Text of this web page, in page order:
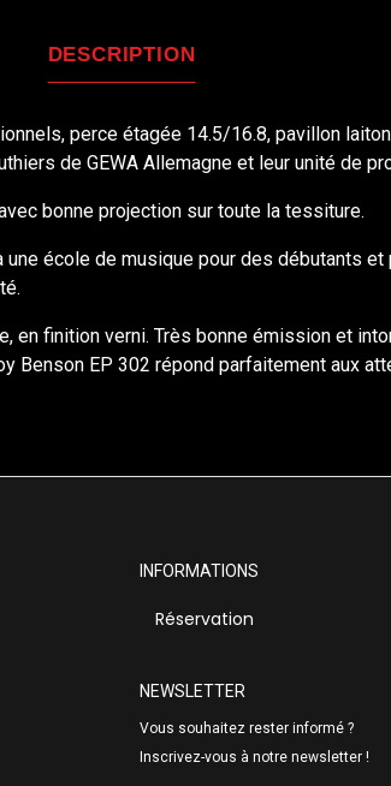
DESCRIPTION
perce étagée 14.5/16.8, pavillon
de GEWA Allemagne et leur unité de
bonne projection sur toute la tessiture.
école de musique pour des débutants
en finition verni. Très bonne émission et
Benson EP 302 répond parfaitement aux
INFORMATIONS
Réservation
NEWSLETTER
Vous souhaitez rester informé ?
Inscrivez-vous à notre newsletter !